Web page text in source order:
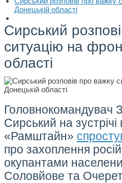
Донецькій області
Сирський
ситуацію на
області
Головнокомандувач
Сирський на
«Рамштайн»
про захоплення
окупантами
Соловйове та